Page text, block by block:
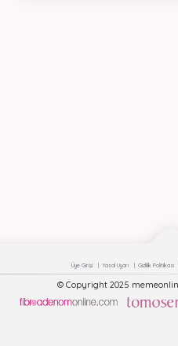
Üye Girişi Yasal Uyarı Gizlilik Politikası
© Copyright 2025